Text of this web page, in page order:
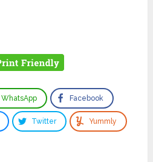
WhatsApp Facebook
Twitter Yummly